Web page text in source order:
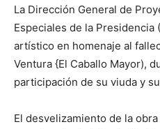
La Dirección General de
Especiales de la
artístico en homenaje al
Ventura {El Caballo Mayor),
participación de su viuda y
El desvelizamiento de la